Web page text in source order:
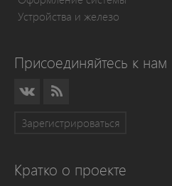
Устройства и железо
Присоединяйтесь к нам
Зарегистрироваться
Кратко о проекте